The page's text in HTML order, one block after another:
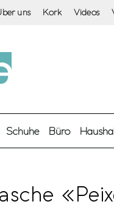
uns Kork Videos
Schuhe Büro